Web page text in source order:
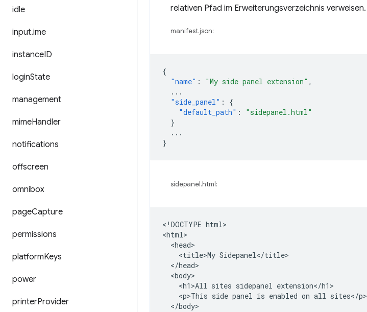
idle
input.ime
instanceID
loginState
management
mimeHandler
notifications
offscreen
omnibox
pageCapture
permissions
platformKeys
power
printerProvider
relativen Pfad im Erweiterungsverzeichnis verweisen.
manifest.json:
{
"name" : "My side panel extension" ,
...
"side_panel" :
{
"default_path" :
"sidepanel.html"
}
...
}
sidepanel.html:
<!DOCTYPE html>
<html>
  <head>
    <title>My Sidepanel</title>
  </head>
  <body>
    <h1>All sites sidepanel extension</h1>
    <p>This side panel is enabled on all sites</p>
  </body>